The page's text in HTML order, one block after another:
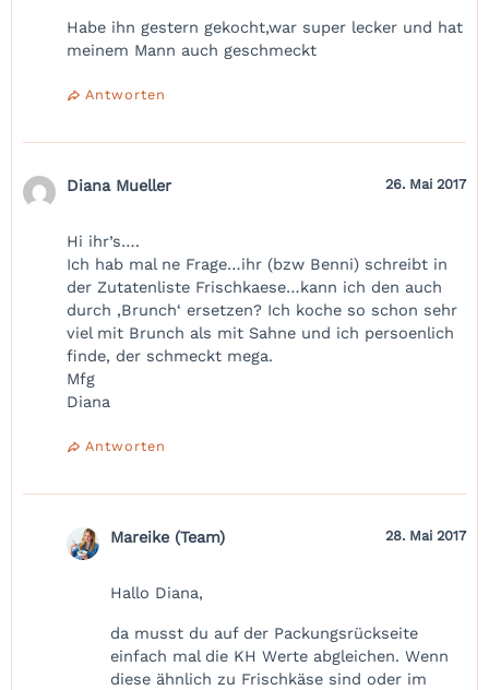
Habe ihn gestern gekocht,war super lecker und hat
meinem Mann auch geschmeckt
Antworten
Diana Mueller 26. Mai 2017
Hi ihr’s….
Ich hab mal ne Frage…ihr (bzw Benni) schreibt in
der Zutatenliste Frischkaese…kann ich den auch
durch ‚Brunch‘ ersetzen? Ich koche so schon sehr
viel mit Brunch als mit Sahne und ich persoenlich
finde, der schmeckt mega.
Mfg
Diana
Antworten
Mareike (Team) 28. Mai 2017
Hallo Diana,
da musst du auf der Packungsrückseite
einfach mal die KH Werte abgleichen. Wenn
diese ähnlich zu Frischkäse sind oder im